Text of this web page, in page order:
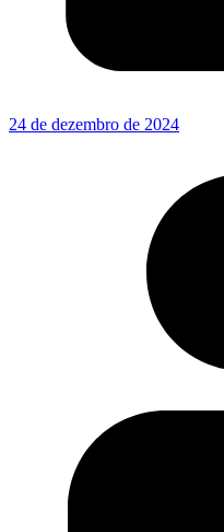
24 de dezembro de 2024